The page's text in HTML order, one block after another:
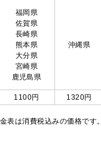
福岡県
佐賀県
長崎県
熊本県
大分県
宮崎県
鹿児島県
沖縄県
1100円 1320円
表は消費税込みの価格です。